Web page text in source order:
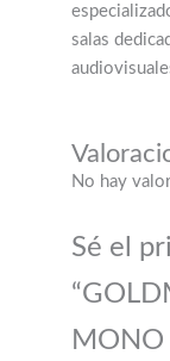
salas
No hay
Sé el
MONO